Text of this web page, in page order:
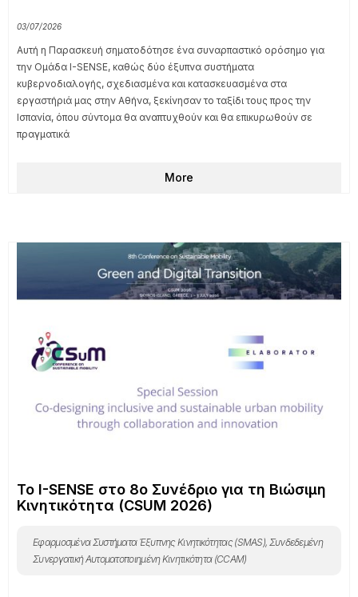
03/07/2026
Αυτή η Παρασκευή σηματοδότησε ένα συναρπαστικό ορόσημο για
την Ομάδα I-SENSE, καθώς δύο έξυπνα συστήματα
κυβερνοδιαλογής, σχεδιασμένα και κατασκευασμένα στα
εργαστήριά μας στην Αθήνα, ξεκίνησαν το ταξίδι τους προς την
Ισπανία, όπου σύντομα θα αναπτυχθούν και θα επικυρωθούν σε
πραγματικά
More
Το I-SENSE στο 8ο Συνέδριο για τη Βιώσιμη
Κινητικότητα (CSUM 2026)
Εφαρμοσμένα Συστήματα Έξυπνης Κινητικότητας (SMAS), Συνδεδεμένη
Συνεργατική Αυτοματοποιημένη Κινητικότητα (CCAM)